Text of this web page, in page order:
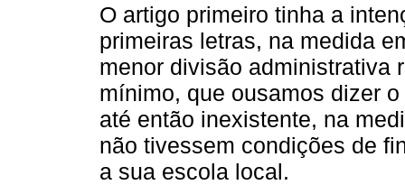
O artigo primeiro tinha a
primeiras letras, na medida
menor divisão administrativa
mínimo, que ousamos dizer
até então inexistente, na
não tivessem condições de
a sua escola local.